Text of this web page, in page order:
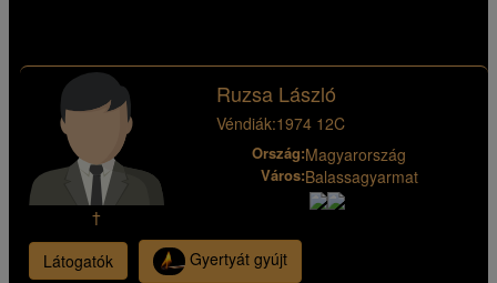
†
Ruzsa László
Véndiák:1974 12C
Ország:Magyarország
Város:Balassagyarmat
Látogatók Gyertyát gyújt